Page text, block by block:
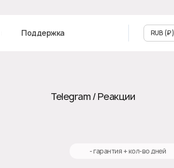
Поддержка RUB (₽‎)
Telegram / Реакции
♻️ - гарантия + кол-во дней